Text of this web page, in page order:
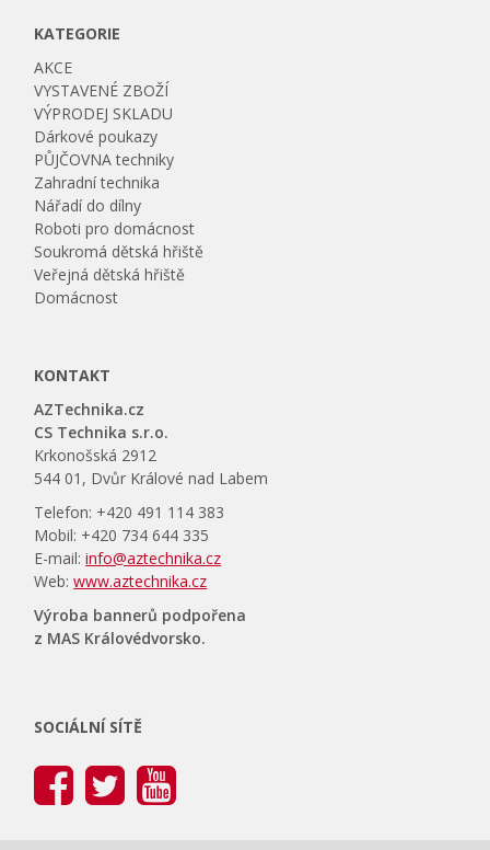
KATEGORIE
AKCE
VYSTAVENÉ ZBOŽÍ
VÝPRODEJ SKLADU
Dárkové poukazy
PŮJČOVNA techniky
Zahradní technika
Nářadí do dílny
Roboti pro domácnost
Soukromá dětská hřiště
Veřejná dětská hřiště
Domácnost
KONTAKT
AZTechnika.cz
CS Technika s.r.o.
Krkonošská 2912
544 01, Dvůr Králové nad Labem
Telefon: +420 491 114 383
Mobil: +420 734 644 335
E-mail:info@aztechnika.cz
Web:www.aztechnika.cz
Výroba bannerů podpořena
z MAS Královédvorsko.
SOCIÁLNÍ SÍTĚ